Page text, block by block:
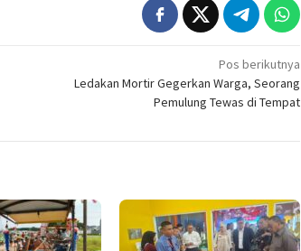
Pos berikutnya
Ledakan Mortir Gegerkan Warga, Seorang
Pemulung Tewas di Tempat